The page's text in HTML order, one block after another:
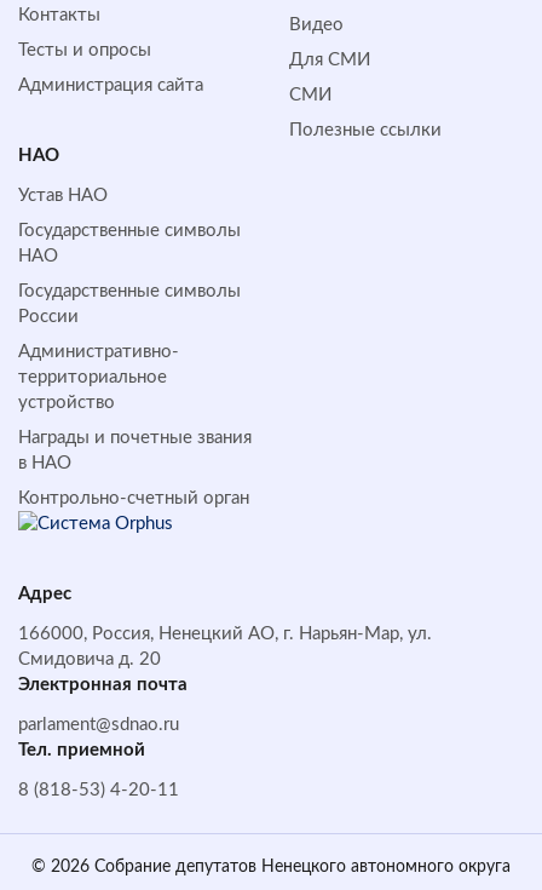
Контакты
Тесты и опросы
Администрация сайта
Видео
Для СМИ
СМИ
Полезные ссылки
НАО
Устав НАО
Государственные символы
НАО
Государственные символы
России
Административно-
территориальное
устройство
Награды и почетные звания
в НАО
Контрольно-счетный орган
Адрес
166000, Россия, Ненецкий АО, г. Нарьян-Мар, ул.
Смидовича д. 20
Электронная почта
parlament@sdnao.ru
Тел. приемной
8 (818-53) 4-20-11
© 2026 Собрание депутатов Ненецкого автономного округа